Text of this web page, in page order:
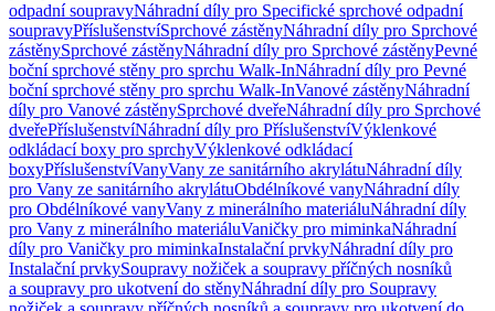
odpadní soupravyNáhradní díly pro Specifické sprchové odpadní
soupravyPříslušenstvíSprchové zástěnyNáhradní díly pro Sprchové
zástěnySprchové zástěnyNáhradní díly pro Sprchové zástěnyPevné
boční sprchové stěny pro sprchu Walk-InNáhradní díly pro Pevné
boční sprchové stěny pro sprchu Walk-InVanové zástěnyNáhradní
díly pro Vanové zástěnySprchové dveřeNáhradní díly pro Sprchové
dveřePříslušenstvíNáhradní díly pro PříslušenstvíVýklenkové
odkládací boxy pro sprchyVýklenkové odkládací
boxyPříslušenstvíVanyVany ze sanitárního akrylátuNáhradní díly
pro Vany ze sanitárního akrylátuObdélníkové vanyNáhradní díly
pro Obdélníkové vanyVany z minerálního materiáluNáhradní díly
pro Vany z minerálního materiáluVaničky pro miminkaNáhradní
díly pro Vaničky pro miminkaInstalační prvkyNáhradní díly pro
Instalační prvkySoupravy nožiček a soupravy příčných nosníků
a soupravy pro ukotvení do stěnyNáhradní díly pro Soupravy